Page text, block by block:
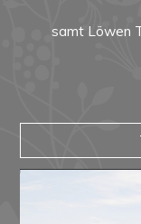
samt Löwen